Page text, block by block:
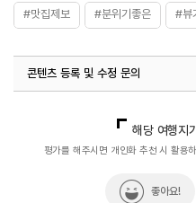
#맛집제보 #분위기좋은 #뷰
콘텐츠 등록 및 수정 문의
열린관광콘텐츠팀(열린관광-모두의여
해당 여행지
평가를 해주시면 개인화 추천 시 활용
좋아요!